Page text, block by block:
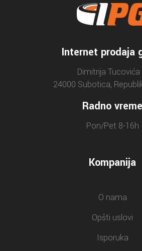
Internet prodaja
Dimitrija Tucovića
24000 Subotica,
Radno vreme
Pon/Pet 8-16h
Kompanija
O nama
Opšti uslovi
Isporuka